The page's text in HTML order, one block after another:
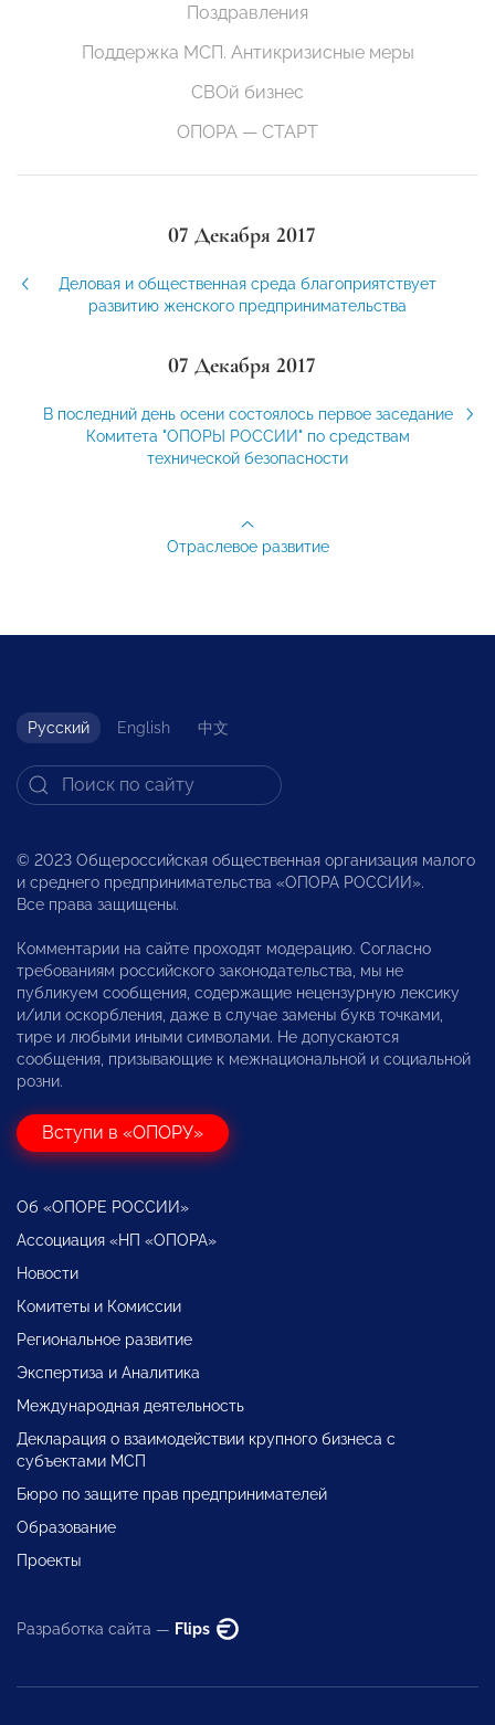
Поздравления
Поддержка МСП. Антикризисные меры
СВОй бизнес
ОПОРА — СТАРТ
07 Декабря 2017
Деловая и общественная среда благоприятствует
развитию женского предпринимательства
07 Декабря 2017
В последний день осени состоялось первое заседание
Комитета "ОПОРЫ РОССИИ" по средствам
технической безопасности
Отраслевое развитие
Русский English 中文
© 2023 Общероссийская общественная организация малого
и среднего предпринимательства «ОПОРА РОССИИ».
Все права защищены.
Комментарии на сайте проходят модерацию. Согласно
требованиям российского законодательства, мы не
публикуем сообщения, содержащие нецензурную лексику
и/или оскорбления, даже в случае замены букв точками,
тире и любыми иными символами. Не допускаются
сообщения, призывающие к межнациональной и социальной
розни.
Вступи в «ОПОРУ»
Об «ОПОРЕ РОССИИ»
Ассоциация «НП «ОПОРА»
Новости
Комитеты и Комиссии
Региональное развитие
Экспертиза и Аналитика
Международная деятельность
Декларация о взаимодействии крупного бизнеса с
субъектами МСП
Бюро по защите прав предпринимателей
Образование
Проекты
Разработка сайта — Flips